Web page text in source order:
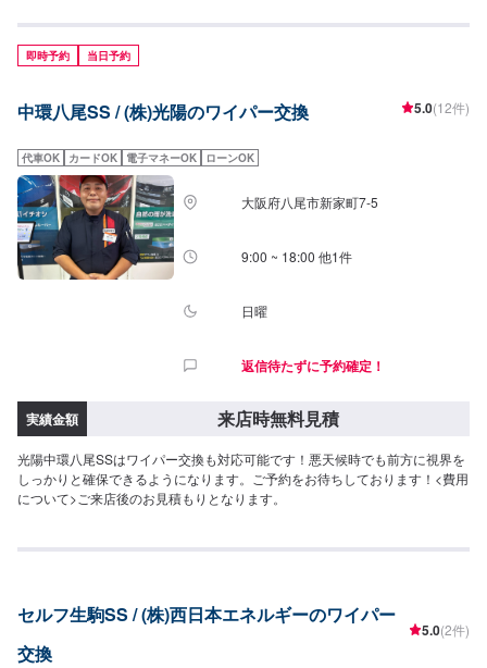
即時予約 当日予約
中環八尾SS / (株)光陽のワイパー交換 5.0(12件)
代車OK カードOK 電子マネーOK ローンOK
大阪府八尾市新家町7-5
9:00 ~ 18:00 他1件
日曜
返信待たずに予約確定！
実績金額 来店時無料見積
光陽中環八尾SSはワイパー交換も対応可能です！悪天候時でも前方に視界を
しっかりと確保できるようになります。ご予約をお待ちしております！<費用
について>ご来店後のお見積もりとなります。
セルフ生駒SS / (株)西日本エネルギーのワイパー
交換
5.0(2件)